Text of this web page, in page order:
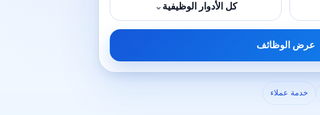
كل الأدوار الوظيفية ⌄
عرض الوظائف
خدمة عملاء